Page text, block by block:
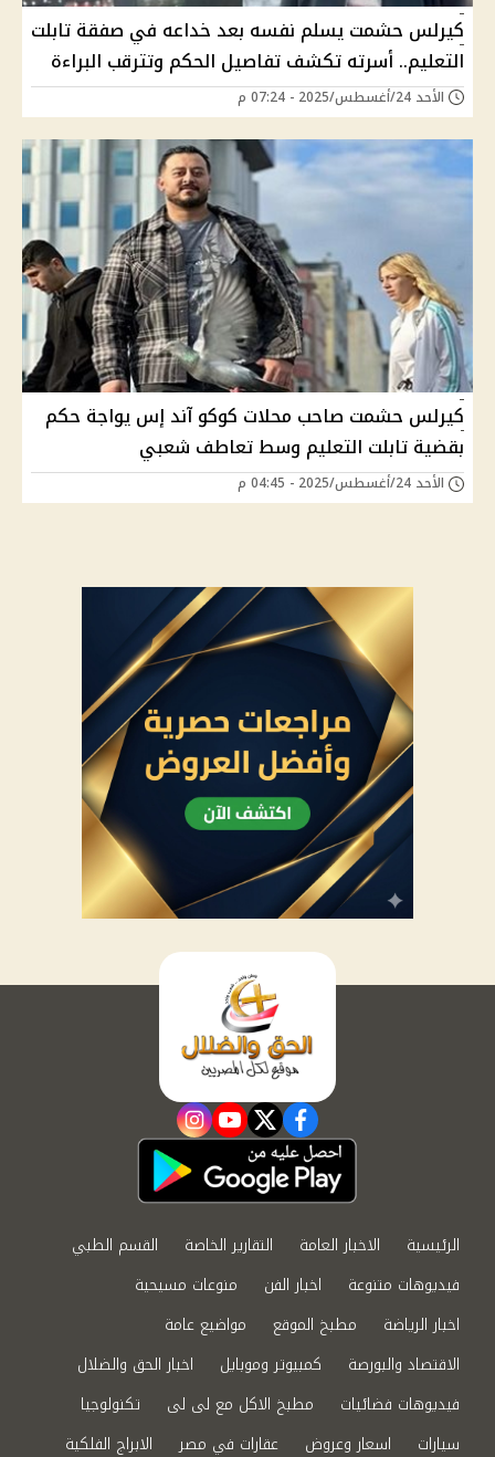
كيرلس حشمت يسلم نفسه بعد خداعه في صفقة تابلت
التعليم.. أسرته تكشف تفاصيل الحكم وتترقب البراءة
الأحد 24/أغسطس/2025 - 07:24 م
كيرلس حشمت صاحب محلات كوكو آند إس يواجة حكم
بقضية تابلت التعليم وسط تعاطف شعبي
الأحد 24/أغسطس/2025 - 04:45 م
facebook
twitter
youtube
instagram
الرئيسية الاخبار العامة التقارير الخاصة
القسم الطبي
فيديوهات متنوعة
اخبار الفن
منوعات مسيحية
اخبار الرياضة
مطبخ الموقع
مواضيع عامة
الاقتصاد والبورصة
كمبيوتر وموبايل
اخبار الحق والضلال
فيديوهات فضائيات
مطبخ الاكل مع لى لى
تكنولوجيا
سيارات
اسعار وعروض عقارات في مصر الابراج الفلكية